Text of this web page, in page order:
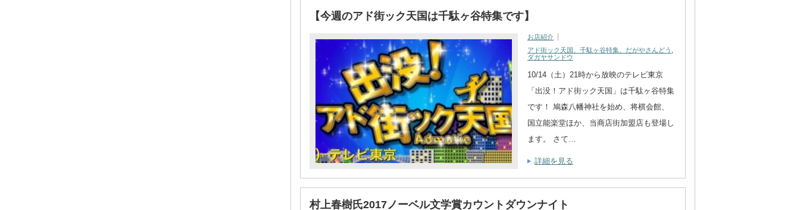
【今週のアド街ック天国は千駄ヶ谷特集です】
お店紹介
アド街ック天国、千駄ヶ谷特集、だがやさんどう
ダガヤサンドウ
10/14（土）21時から放映のテレビ東京
「出没！アド街ック天国」は千駄ヶ谷特集
です！ 鳩森八幡神社を始め、将棋会館、
国立能楽堂ほか、当商店街加盟店も登場し
ます。 さて…
詳細を見る
村上春樹氏2017ノーベル文学賞カウントダウンナイト